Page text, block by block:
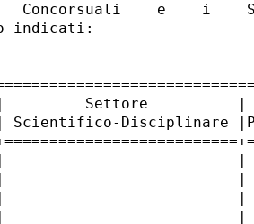
Concorsuali    e    i
indicati:
Settore          |
Scientifico-Disciplinare
|                          |
|
|                          |
|                          |